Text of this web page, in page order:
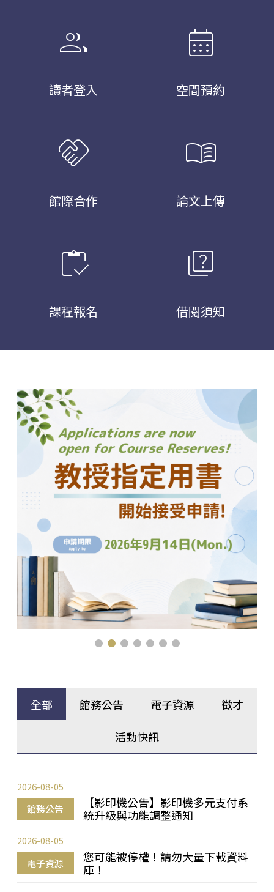
group
讀者登入
calendar_month
空間預約
handshake
館際合作
menu_book
論文上傳
inventory
課程報名
quiz
借閱須知
全部 館務公告 電子資源 徵才
活動快訊
館務公告
【影印機公告】影印機多元支付系
統升級與功能調整通知
2026-08-05
電子資源
您可能被停權！請勿大量下載資料
庫！
2026-08-05